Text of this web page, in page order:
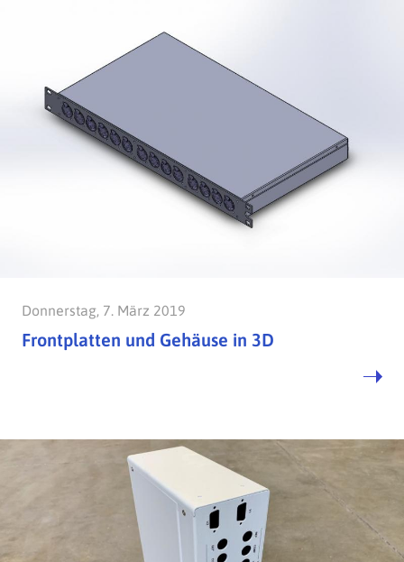
Donnerstag, 7. März 2019
Frontplatten und Gehäuse in 3D